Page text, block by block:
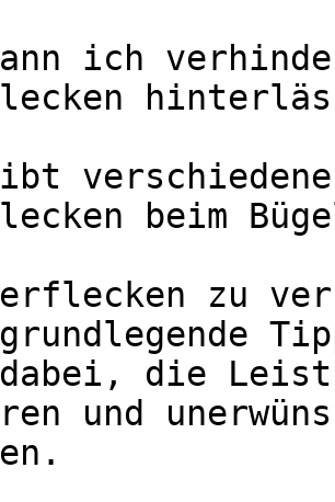
ich
beim
zu
die
und